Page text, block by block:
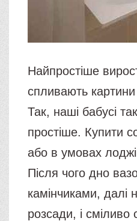
Найпростіше
спливають
Так, наші бабусі
простіше. Купити
або в умовах
Після чого дно
камінчиками,
розсади, і сміливо